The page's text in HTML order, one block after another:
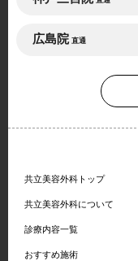
広島院 直通
共立美容外科トップ
共立美容外科について
診療内容一覧
おすすめ施術